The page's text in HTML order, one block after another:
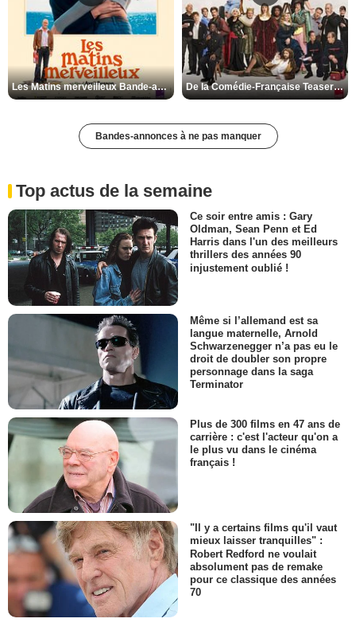
Les Matins merveilleux Bande-annonce VF De la Comédie-Française Teaser VF
Bandes-annonces à ne pas manquer
Top actus de la semaine
Ce soir entre amis : Gary
Oldman, Sean Penn et Ed
Harris dans l'un des meilleurs
thrillers des années 90
injustement oublié !
Même si l’allemand est sa
langue maternelle, Arnold
Schwarzenegger n’a pas eu le
droit de doubler son propre
personnage dans la saga
Terminator
Plus de 300 films en 47 ans de
carrière : c'est l'acteur qu'on a
le plus vu dans le cinéma
français !
"Il y a certains films qu'il vaut
mieux laisser tranquilles" :
Robert Redford ne voulait
absolument pas de remake
pour ce classique des années
70